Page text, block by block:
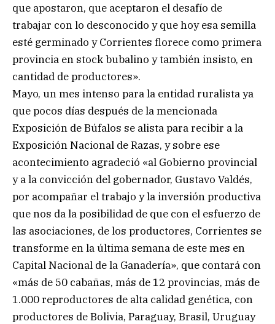
que apostaron, que aceptaron el desafío de
trabajar con lo desconocido y que hoy esa semilla
esté germinado y Corrientes florece como primera
provincia en stock bubalino y también insisto, en
cantidad de productores».
Mayo, un mes intenso para la entidad ruralista ya
que pocos días después de la mencionada
Exposición de Búfalos se alista para recibir a la
Exposición Nacional de Razas, y sobre ese
acontecimiento agradeció «al Gobierno provincial
y a la convicción del gobernador, Gustavo Valdés,
por acompañar el trabajo y la inversión productiva
que nos da la posibilidad de que con el esfuerzo de
las asociaciones, de los productores, Corrientes se
transforme en la última semana de este mes en
Capital Nacional de la Ganadería», que contará con
«más de 50 cabañas, más de 12 provincias, más de
1.000 reproductores de alta calidad genética, con
productores de Bolivia, Paraguay, Brasil, Uruguay